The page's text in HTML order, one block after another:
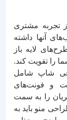
تجربه مشتری
آنها داشته
لایه باز
را تقویت کند.
شاپ شامل
و فونت‌های
را به سمت
منو باید به